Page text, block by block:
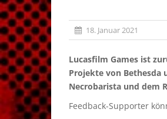
18. Januar 2021
Lucasfilm Games ist
Projekte von Bethesda
Necrobarista und dem
Feedback-Supporter